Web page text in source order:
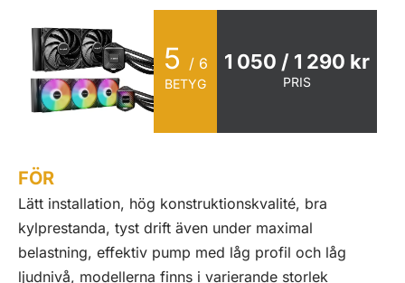
5 / 6
BETYG
1 050 / 1 290 kr
PRIS
FÖR
Lätt installation, hög konstruktionskvalité, bra
kylprestanda, tyst drift även under maximal
belastning, effektiv pump med låg profil och låg
ljudnivå, modellerna finns i varierande storlek